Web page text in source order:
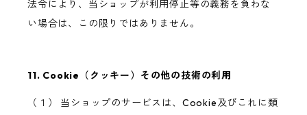
法令により、当ショップが利用停止等の義務を負わな
い場合は、この限りではありません。
11. Cookie（クッキー）その他の技術の利用
（１） 当ショップのサービスは、Cookie及びこれに類